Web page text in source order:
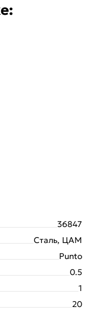
36847
Сталь, ЦАМ
Punto
0.5
1
20